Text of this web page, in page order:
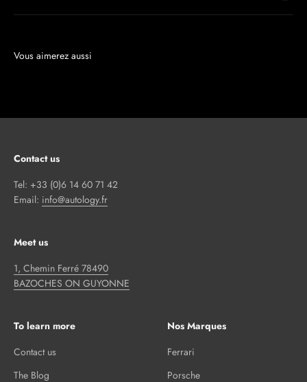
Contact us
Tel: +33 (0)6 14 60 71 42
Email: info@autology.fr
Meet us
1, Chemin Ferré 78490
BAZOCHES ON GUYONNE
To learn more
Contact us
The Blog
Nos Marques
Ferrari
Porsche